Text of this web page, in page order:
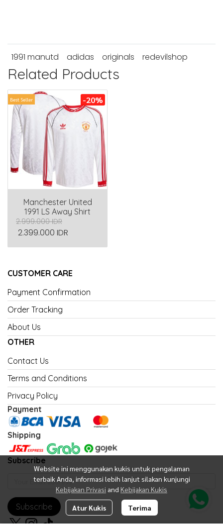
1991 manutd adidas originals redevilshop
Related Products
Best Seller -20%
Manchester United
1991 LS Away Shirt
2.999.000 IDR
2.399.000 IDR
Website ini menggunakan kukis untuk pengalaman
terbaik Anda, informasi lebih lanjut silakan kunjungi
Kebijakan Privasi and Kebijakan Kukis
Atur Kukis Terima
CUSTOMER CARE
Payment Confirmation
Order Tracking
About Us
OTHER
Contact Us
Terms and Conditions
Privacy Policy
Payment
Shipping
Subscribe
Subscribe